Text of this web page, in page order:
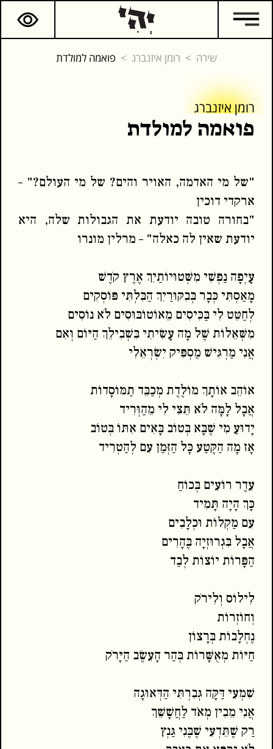
שירה רומן איזנברג פואמה למולדת
רומן איזנברג
רומן איזנברג
פואמה למולדת
"של מי האדמה, האויר והים? של מי העולם?" –
ארקדי דוכין
"בחורה טובה יודעת את הגבולות שלה, היא
יודעת שאין לה כאלה" – מרלין מונרו
עָיְפָה נַפְשִׁי מִשְּׁטוּיוֹתַיִךְ אֶרֶץ קֹדֶשׁ
מָאַסְתִּי כְּבָר בְּבִקּוּרַיִךְ הַבִּלְתִּי פּוֹסְקִים
לְחַטֵּט לִי בַּכִּיסִים מֵאוֹטוֹבּוּסִים לֹא נוֹסִים
מִשְּׁאֵלוֹת שֶׁל מָה עָשִׂיתִי בִּשְׁבִילֵךְ הַיּוֹם וְאִם
אֲנִי מַרְגִּישׁ מַסְפִּיק יִשְׂרְאֵלִי
אוֹהֵב אוֹתָךְ מוֹלֶדֶת מְכַבֵּד תַמּוֹסָדוֹת
אֲבָל לָמָּה לֹא תֵּצִי לִי מֵהַוְּרִיד
יָדוּעַ מִי שֶׁבָּא בְּטוֹב בָּאִים אִתּוֹ בְּטוֹב
אָז מָה הַקֶּטַע כָּל הַזְּמַן עִם לְהַטְרִיד
עֵדֶר רוֹעִים בְּכוֹחַ
כָּךְ הָיָה תָּמִיד
עִם מַקְלוֹת וּכְלָבִים
אֲבָל בִּגְרוּזְיָה בֶּהָרִים
הַפָּרוֹת יוֹצוֹת לְבַד
לִילוֹס וְלִירֹק
וְחוֹזְרוֹת
נֶחְלָבוֹת בְּרָצוֹן
חַיּוֹת מְאֻשָּׁרוֹת בְּהַר הָעֵשֶׂב הַיָּרֹק
שִׁמְעִי דַּקָּה גְּבִרְתִּי הַדְּאוּגָה
אֲנִי מֵבִין מְאֹד לַחֲשָׁשֵׁךְ
רַק שֶׁתֵּדְעִי שֶׁבֶּנִי גַּנְץ